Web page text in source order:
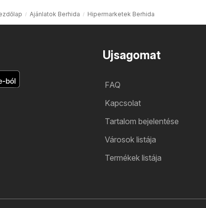
Ajánlatok Berhida Hipermarketek Berhida
Ujsagomat
FAQ
Kapcsolat
Tartalom bejelentése
Városok listája
Termékek listája